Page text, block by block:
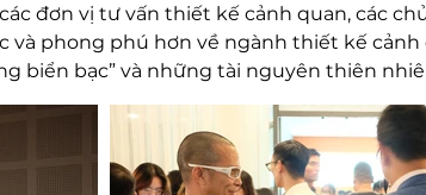
đơn vị tư vấn thiết kế cảnh quan, các
và phong phú hơn về ngành thiết kế cảnh
biển bạc” và những tài nguyên thiên